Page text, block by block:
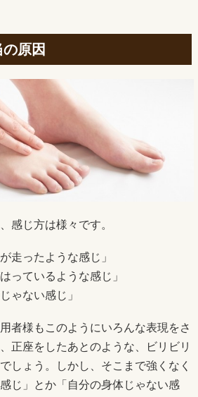
原因
感じ方は様々です。
走ったような感じ」
っているような感じ」
ゃない感じ」
者様もこのようにいろんな表現をさ
正座をしたあとのような、ビリビリ
しょう。しかし、そこまで強くなく
じ」とか「自分の身体じゃない感